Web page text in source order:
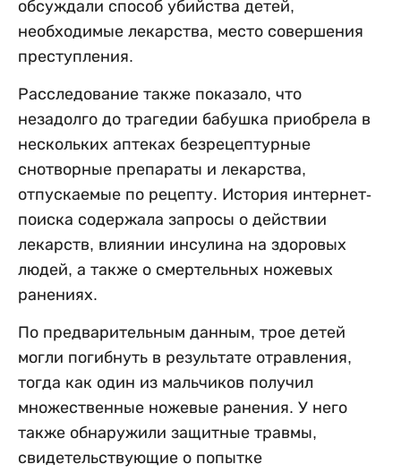
обсуждали способ убийства детей,
необходимые лекарства, место совершения
преступления.
Расследование также показало, что
незадолго до трагедии бабушка приобрела в
нескольких аптеках безрецептурные
снотворные препараты и лекарства,
отпускаемые по рецепту. История интернет-
поиска содержала запросы о действии
лекарств, влиянии инсулина на здоровых
людей, а также о смертельных ножевых
ранениях.
По предварительным данным, трое детей
могли погибнуть в результате отравления,
тогда как один из мальчиков получил
множественные ножевые ранения. У него
также обнаружили защитные травмы,
свидетельствующие о попытке